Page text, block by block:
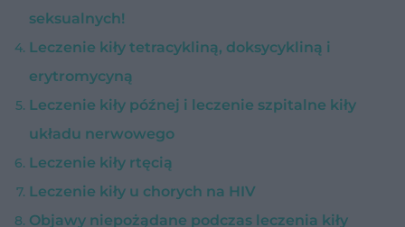
seksualnych!
Leczenie kiły tetracykliną, doksycykliną i
erytromycyną
Leczenie kiły późnej i leczenie szpitalne kiły
układu nerwowego
Leczenie kiły rtęcią
Leczenie kiły u chorych na HIV
Objawy niepożądane podczas leczenia kiły